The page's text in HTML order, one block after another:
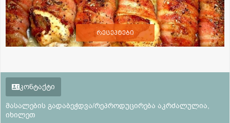
რეცეპტები
კონტაქტი
მასალების გადაბეჭდვა/რეპროდუცირება აკრძალულია,
იხილეთ